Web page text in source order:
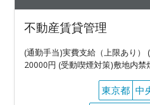
不動産賃貸管理
(通勤手当)実費支給（上限あり）
20000円 (受動喫煙対策)敷地内禁
東京都 中